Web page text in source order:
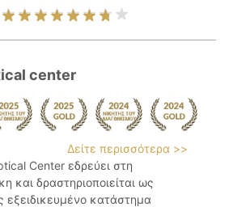
center
Δείτε περισσότερα >>
Center εδρεύει στη
και δραστηριοποιείται ως
εξειδικευμένο κατάστημα